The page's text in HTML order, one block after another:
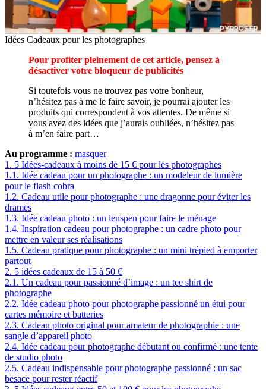
Idées Cadeaux pour les photographes
Pour profiter pleinement de cet article, pensez à
désactiver votre bloqueur de publicités
Si toutefois vous ne trouvez pas votre bonheur,
n’hésitez pas à me le faire savoir, je pourrai ajouter les
produits qui correspondent à vos attentes. De même si
vous avez des idées que j’aurais oubliées, n’hésitez pas
à m’en faire part…
Au programme : masquer
1. 5 Idées-cadeaux à moins de 15 € pour les photographes
1.1. Idée cadeau pour un photographe : un modeleur de lumière
pour le flash cobra
1.2. Cadeau utile pour photographe : une dragonne pour éviter les
drames
1.3. Idée cadeau photo : un lenspen pour faire le ménage
1.4. Inspiration cadeau pour photographe : un cadre photo pour
mettre en valeur ses réalisations
1.5. Cadeau pratique pour photographe : un mini trépied à emporter
partout
2. 5 idées cadeaux de 15 à 50 €
2.1. Un cadeau pour passionné d’image : un tee shirt de
photographe
2.2. Idée cadeau photo pour photographe passionné un étui pour
cartes mémoire et batteries
2.3. Cadeau photo original pour amateur de photographie : une
sangle d’appareil photo
2.4. Idée cadeau pour photographe débutant ou confirmé : une tente
de studio photo
2.5. Cadeau indispensable pour photographe passionné : un sac
besace pour rester réactif